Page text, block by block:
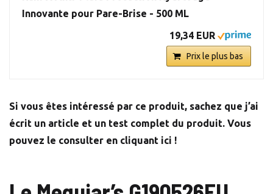
Innovante pour Pare-Brise - 500 ML
19,34 EUR
Prix le plus bas
Si vous êtes intéressé par ce produit, sachez que j’ai
écrit un article et un test complet du produit. Vous
pouvez le consulter en cliquant ici !